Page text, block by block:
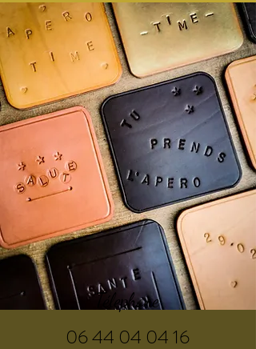
Télephone
06 44 04 04 16